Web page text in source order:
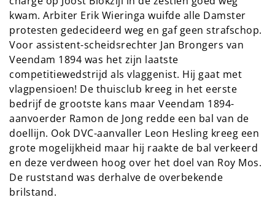
kwam. Arbiter Erik Wieringa wuifde alle Damster
protesten gedecideerd weg en gaf geen strafschop.
Voor assistent-scheidsrechter Jan Brongers van
Veendam 1894 was het zijn laatste
competitiewedstrijd als vlaggenist. Hij gaat met
vlagpensioen! De thuisclub kreeg in het eerste
bedrijf de grootste kans maar Veendam 1894-
aanvoerder Ramon de Jong redde een bal van de
doellijn. Ook DVC-aanvaller Leon Hesling kreeg een
grote mogelijkheid maar hij raakte de bal verkeerd
en deze verdween hoog over het doel van Roy Mos.
De ruststand was derhalve de overbekende
brilstand.